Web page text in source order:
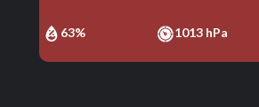
63% 1013 hPa